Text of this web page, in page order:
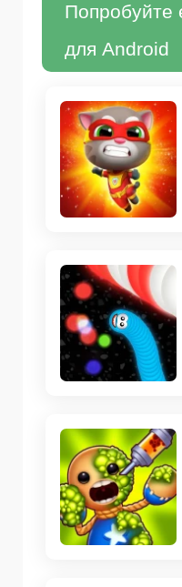
Попробуйте
для Android